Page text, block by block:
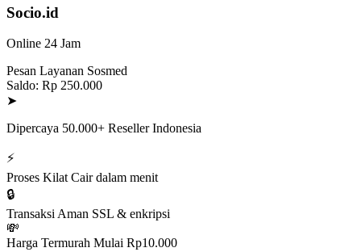
Socio.id
Online 24 Jam
Pesan Layanan Sosmed
Saldo: Rp 250.000
➤
Dipercaya 50.000+ Reseller Indonesia
⚡
Proses Kilat Cair dalam menit
🔒
Transaksi Aman SSL & enkripsi
💸
Harga Termurah Mulai Rp10.000